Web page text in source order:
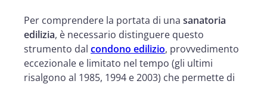
Per comprendere la portata di una sanatoria
edilizia, è necessario distinguere questo
strumento dal condono edilizio, provvedimento
eccezionale e limitato nel tempo (gli ultimi
risalgono al 1985, 1994 e 2003) che permette di